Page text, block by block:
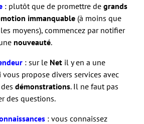
: plutôt que de promettre de grands
immanquable (à moins que
moyens), commencez par notifier
nouveauté.
: sur le Net il y en a une
propose divers services avec
démonstrations. Il ne faut pas
des questions.
: vous connaissez